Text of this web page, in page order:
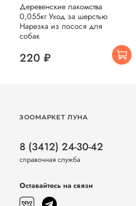
Деревенские лакомства
0,055кг Уход за шерстью
Нарезка из лосося для
собак
220 ₽
ЗООМАРКЕТ ЛУНА
8 (3412) 24-30-42
справочная служба
Оставайтесь на связи